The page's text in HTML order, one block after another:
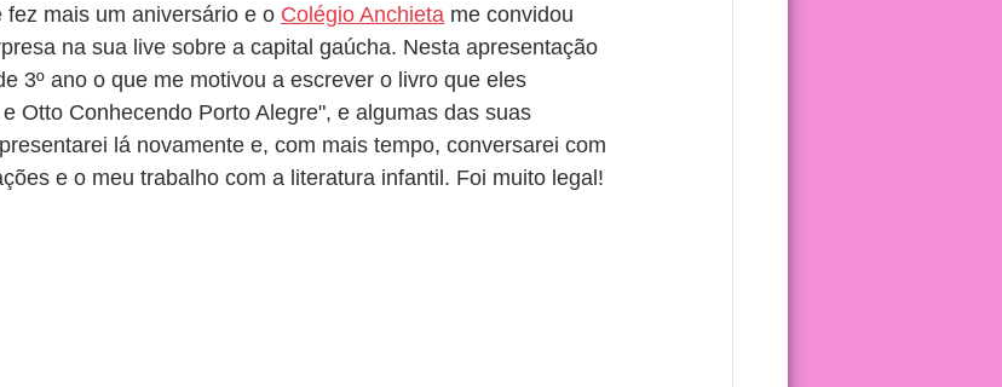
mais um aniversário e o Colégio Anchieta me convidou
na sua live sobre a capital gaúcha. Nesta apresentação
3º ano o que me motivou a escrever o livro que eles
Otto Conhecendo Porto Alegre", e algumas das suas
lá novamente e, com mais tempo, conversarei com
e o meu trabalho com a literatura infantil. Foi muito legal!